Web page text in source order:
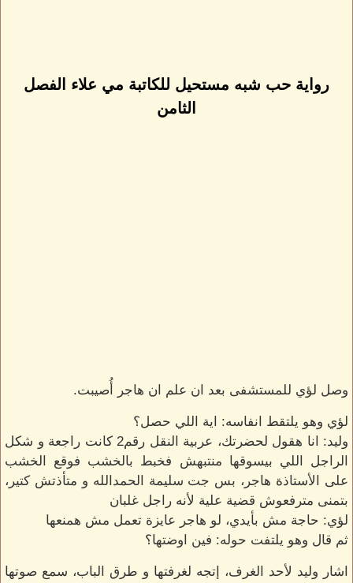
رواية حب شبه مستحيل للكاتبة مي علاء الفصل
الثامن
وصل لؤي للمستشفى بعد ان علم ان هاجر أُصيبت.
لؤي وهو يلتقط انفاسه: اية اللي حصل؟
وليد: انا هقول لحضرتك، عربية النقل رقم2 كانت راجعة و شكل
الراجل اللي بيسوقها منتبهش فخبط بالخشب فوقع الخشب
على الأستاذة هاجر، بس جت سليمة الحمدالله و متأذتش كتير،
بتمنى مترفعوش قضية علية لأنه راجل غلبان
لؤي: حاجة مش بأيدي، لو هاجر عايزة تعمل مش همنعها
ثم قال وهو يلتفت حوله: فين اوضتها؟
اشار وليد لأحد الغرف، إتجه لغرفتها و طرق الباب، سمع صوتها